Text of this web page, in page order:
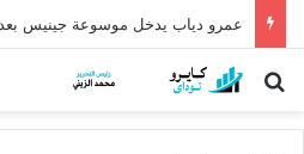
بحث عن